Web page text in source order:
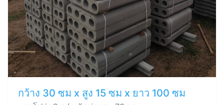
กว้าง 30 ซม x สูง 15 ซม x ยาว 100 ซม